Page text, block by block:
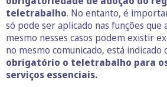
teletrabalho. No entanto, é
só pode ser aplicado nas funções
mesmo nesses casos podem existir
no mesmo comunicado, está indicado
obrigatório o teletrabalho para
serviços essenciais.